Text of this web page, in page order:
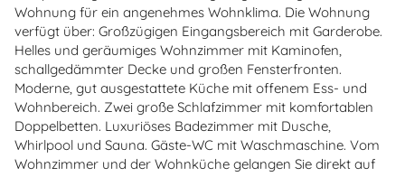
Wohnung für ein angenehmes Wohnklima. Die Wohnung
verfügt über: Großzügigen Eingangsbereich mit Garderobe.
Helles und geräumiges Wohnzimmer mit Kaminofen,
schallgedämmter Decke und großen Fensterfronten.
Moderne, gut ausgestattete Küche mit offenem Ess- und
Wohnbereich. Zwei große Schlafzimmer mit komfortablen
Doppelbetten. Luxuriöses Badezimmer mit Dusche,
Whirlpool und Sauna. Gäste-WC mit Waschmaschine. Vom
Wohnzimmer und der Wohnküche gelangen Sie direkt auf